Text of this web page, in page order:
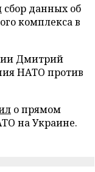
сбор данных об
комплекса в
Дмитрий
НАТО против
о прямом
на Украине.